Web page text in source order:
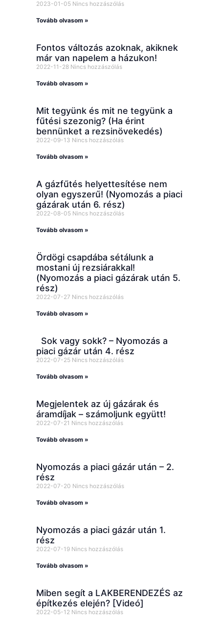
2023-01-05 Nincs hozzászólás
Tovább olvasom »
Fontos változás azoknak, akiknek
már van napelem a házukon!
2022-11-28 Nincs hozzászólás
Tovább olvasom »
Mit tegyünk és mit ne tegyünk a
fűtési szezonig? (Ha érint
bennünket a rezsinövekedés)
2022-09-13 Nincs hozzászólás
Tovább olvasom »
A gázfűtés helyettesítése nem
olyan egyszerű! (Nyomozás a piaci
gázárak után 6. rész)
2022-08-05 Nincs hozzászólás
Tovább olvasom »
Ördögi csapdába sétálunk a
mostani új rezsiárakkal!
(Nyomozás a piaci gázárak után 5.
rész)
2022-07-27 Nincs hozzászólás
Tovább olvasom »
Sok vagy sokk? – Nyomozás a
piaci gázár után 4. rész
2022-07-25 Nincs hozzászólás
Tovább olvasom »
Megjelentek az új gázárak és
áramdíjak – számoljunk együtt!
2022-07-21 Nincs hozzászólás
Tovább olvasom »
Nyomozás a piaci gázár után – 2.
rész
2022-07-20 Nincs hozzászólás
Tovább olvasom »
Nyomozás a piaci gázár után 1.
rész
2022-07-19 Nincs hozzászólás
Tovább olvasom »
Miben segít a LAKBERENDEZÉS az
építkezés elején? [Videó]
2022-05-12 Nincs hozzászólás